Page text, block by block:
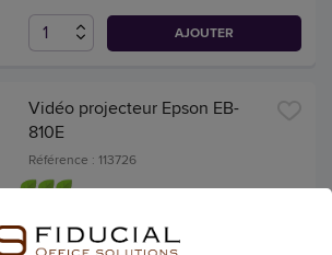
AJOUTER
Vidéo projecteur Epson EB-
810E
Référence : 113726
(4.794,00 € TTC)